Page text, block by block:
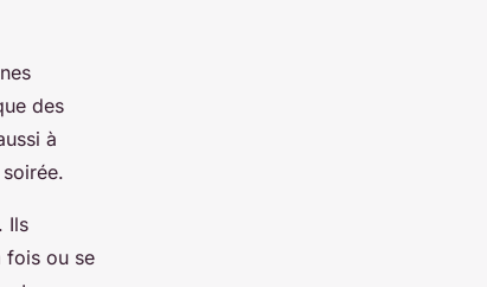
des
à
Ils
fois ou se